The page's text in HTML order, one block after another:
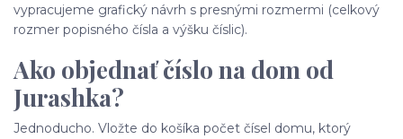
vypracujeme grafický návrh s presnými rozmermi (celkový
rozmer popisného čísla a výšku číslic).
Ako objednať číslo na dom od
Jurashka?
Jednoducho. Vložte do košíka počet čísel domu, ktorý